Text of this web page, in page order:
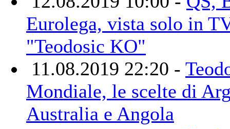
Eurolega, vista solo in
"Teodosic KO"
11.08.2019 22:20 -
Mondiale, le scelte di
Australia e Angola